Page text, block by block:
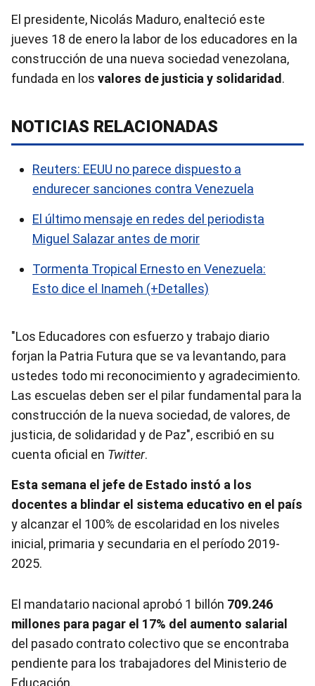
El presidente, Nicolás Maduro, enalteció este
jueves 18 de enero la labor de los educadores en la
construcción de una nueva sociedad venezolana,
fundada en los valores de justicia y solidaridad .
NOTICIAS RELACIONADAS
Reuters: EEUU no parece dispuesto a
endurecer sanciones contra Venezuela
El último mensaje en redes del periodista
Miguel Salazar antes de morir
Tormenta Tropical Ernesto en Venezuela:
Esto dice el Inameh (+Detalles)
"Los Educadores con esfuerzo y trabajo diario
forjan la Patria Futura que se va levantando, para
ustedes todo mi reconocimiento y agradecimiento.
Las escuelas deben ser el pilar fundamental para la
construcción de la nueva sociedad, de valores, de
justicia, de solidaridad y de Paz", escribió en su
cuenta oficial en Twitter.
Esta semana el jefe de Estado instó a los
docentes a blindar el sistema educativo en el país
y alcanzar el 100% de escolaridad en los niveles
inicial, primaria y secundaria en el período 2019-
2025.
El mandatario nacional aprobó 1 billón 709.246
millones para pagar el 17% del aumento salarial
del pasado contrato colectivo que se encontraba
pendiente para los trabajadores del Ministerio de
Educación.